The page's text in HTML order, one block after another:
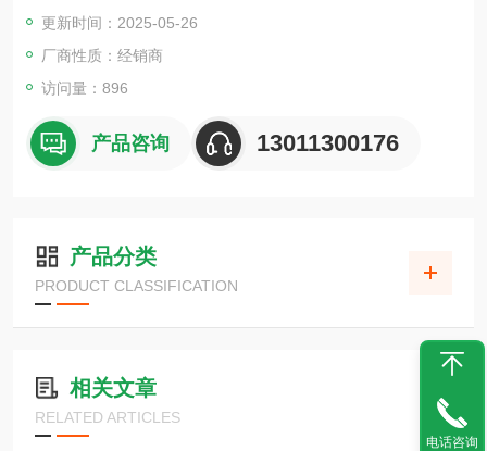
更新时间：2025-05-26
厂商性质：经销商
访问量：896
产品咨询 13011300176
产品分类
PRODUCT CLASSIFICATION
相关文章
RELATED ARTICLES
电话咨询